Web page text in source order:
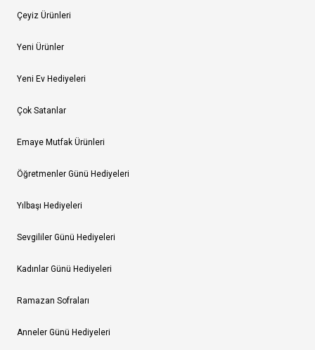
Çeyiz Ürünleri
Yeni Ürünler
Yeni Ev Hediyeleri
Çok Satanlar
Emaye Mutfak Ürünleri
Öğretmenler Günü Hediyeleri
Yılbaşı Hediyeleri
Sevgililer Günü Hediyeleri
Kadınlar Günü Hediyeleri
Ramazan Sofraları
Anneler Günü Hediyeleri